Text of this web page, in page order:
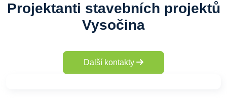
Projektanti stavebních projektů
Vysočina
Další kontakty